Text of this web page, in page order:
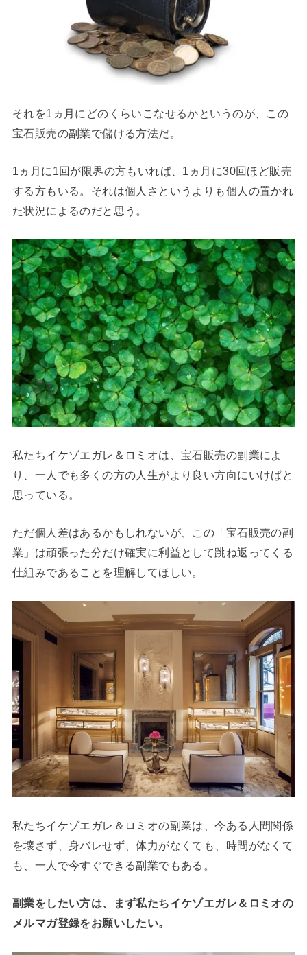
それを1ヵ月にどのくらいこなせるかというのが、この
宝石販売の副業で儲ける方法だ。
1ヵ月に1回が限界の方もいれば、1ヵ月に30回ほど販売
する方もいる。それは個人さというよりも個人の置かれ
た状況によるのだと思う。
私たちイケゾエガレ＆ロミオは、宝石販売の副業によ
り、一人でも多くの方の人生がより良い方向にいけばと
思っている。
ただ個人差はあるかもしれないが、この「宝石販売の副
業」は頑張った分だけ確実に利益として跳ね返ってくる
仕組みであることを理解してほしい。
私たちイケゾエガレ＆ロミオの副業は、今ある人間関係
を壊さず、身バレせず、体力がなくても、時間がなくて
も、一人で今すぐできる副業でもある。
副業をしたい方は、まず私たちイケゾエガレ＆ロミオの
メルマガ登録をお願いしたい。